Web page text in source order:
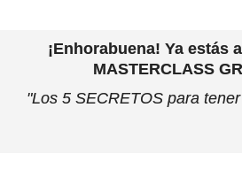
¡Enhorabuena! Ya estás
MASTERCLASS
"Los 5 SECRETOS para